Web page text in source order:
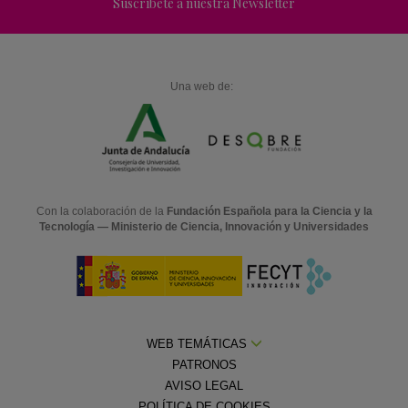
Una web de:
Con la colaboración de la Fundación Española para la Ciencia y la
Tecnología — Ministerio de Ciencia, Innovación y Universidades
WEB TEMÁTICAS
PATRONOS
AVISO LEGAL